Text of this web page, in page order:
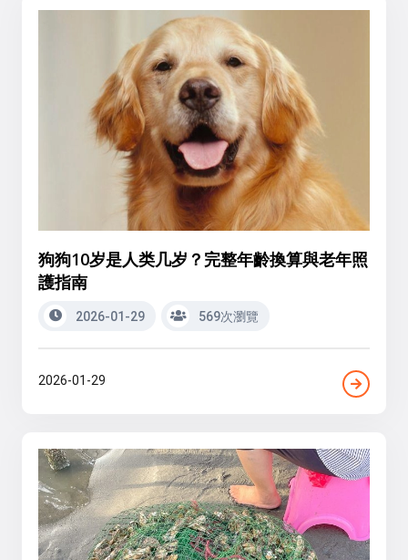
狗狗10岁是人类几岁？完整年齡換算與老年照
護指南
2026-01-29 569次瀏覽
2026-01-29